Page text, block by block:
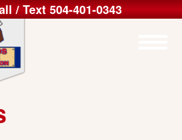
/ Text 504-401-0343